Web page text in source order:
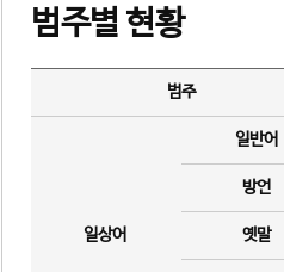
범주별 현황
범주
일상어
일반어
방언
옛말